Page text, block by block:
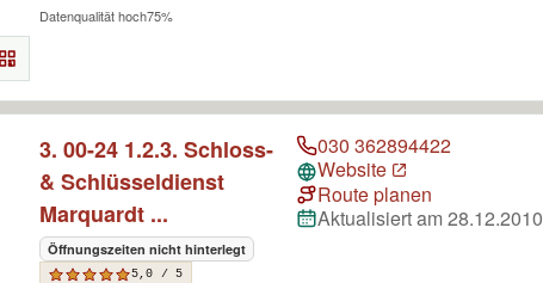
Datenqualität hoch75%
3. 00-24 1.2.3. Schloss-
& Schlüsseldienst
Marquardt ...
Öffnungszeiten nicht hinterlegt
5,0 / 5
030 362894422
Website
Route planen
Aktualisiert am 28.12.2010